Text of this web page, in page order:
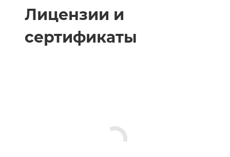
Лицензии и
сертификаты